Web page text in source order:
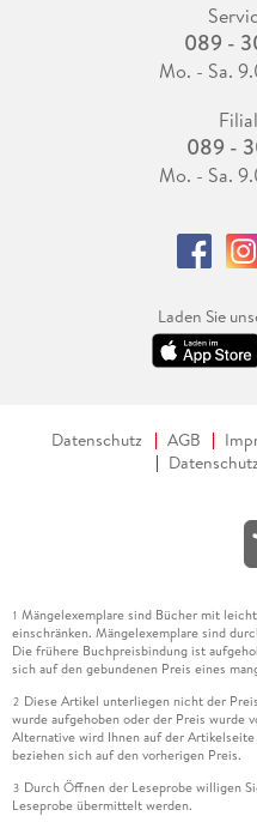
089 -
Mo. - Sa.
089 -
Mo. - Sa.
Laden Sie
Datenschutz AGB
1 Mängelexemplare sind Bücher mit
einschränken. Mängelexemplare sind
Die frühere Buchpreisbindung ist
sich auf den gebundenen Preis eines
2 Diese Artikel unterliegen nicht der
wurde aufgehoben oder der Preis wurde
Alternative wird Ihnen auf der
beziehen sich auf den vorherigen Preis.
3 Durch Öffnen der Leseprobe willigen
Leseprobe übermittelt werden.